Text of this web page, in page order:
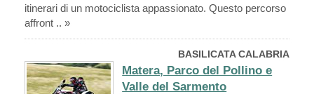
itinerari di un motociclista appassionato. Questo percorso
affront .. »
BASILICATA CALABRIA
Matera, Parco del Pollino e
Valle del Sarmento